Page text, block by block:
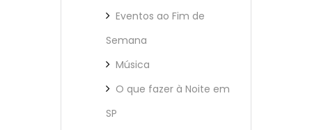
Eventos ao Fim de
Semana
Música
O que fazer à Noite em
SP